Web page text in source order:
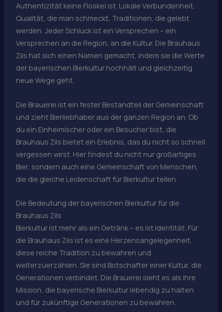
Authentizität keine Floskel ist. Lokale Verbundenheit,
Qualität, die man schmeckt, Traditionen, die gelebt
werden. Jeder Schluck ist ein Versprechen – ein
Versprechen an die Region, an die Kultur. Die Brauhaus
Zils hat sich einen Namen gemacht, indem sie die Werte
der bayerischen Bierkultur hochhält und gleichzeitig
neue Wege geht.
Die Brauerei ist ein fester Bestandteil der Gemeinschaft
und zieht Bierliebhaber aus der ganzen Region an. Ob
du ein Einheimischer oder ein Besucher bist, die
Brauhaus Zils bietet ein Erlebnis, das du nicht so schnell
vergessen wirst. Hier findest du nicht nur großartiges
Bier, sondern auch eine Gemeinschaft von Menschen,
die die gleiche Leidenschaft für Bierkultur teilen.
Die Bedeutung der bayerischen Bierkultur für die
Brauhaus Zils
Bierkultur ist mehr als ein Getränk – es ist Identität. Für
die Brauhaus Zils ist es eine Herzensangelegenheit,
diese reiche Tradition zu bewahren und
weiterzuerzählen. Sie sind Botschafter einer Kultur, die
Generationen verbindet. Die Brauerei sieht es als ihre
Mission, die bayerische Bierkultur lebendig zu halten
und für zukünftige Generationen zu bewahren.